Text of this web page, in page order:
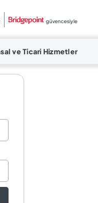
güvencesiyle
ve Ticari Hizmetler